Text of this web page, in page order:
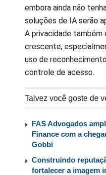
embora ainda não
soluções de IA serão
A privacidade também
crescente,
uso de
controle de acesso.
Talvez você goste de
FAS Advogados
Finance com a
Gobbi
Construindo
fortalecer a imagem